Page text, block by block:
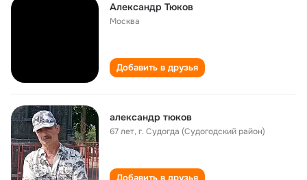
Александр Тюков
Москва
Добавить в друзья
александр тюков
67 лет,г. Судогда (Судогодский район)
Добавить в друзья